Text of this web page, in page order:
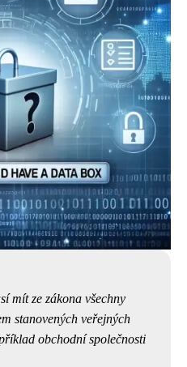
mít ze zákona všechny
stanovených veřejných
obchodní společnosti